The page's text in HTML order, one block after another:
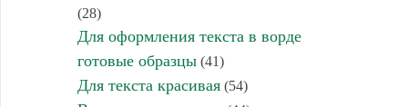
(28)
Для оформления текста в ворде
готовые образцы(41)
Для текста красивая(54)